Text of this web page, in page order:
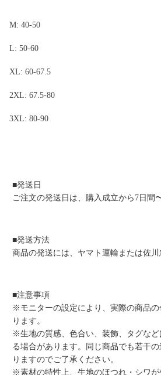
M: 40-50
L: 50-60
XL: 60-67.5
2XL: 67.5-80
3XL: 80-90
■発送日
ご注文の発送日は、購入成立から7日間
■発送方法
商品の発送には、ヤマト運輸または佐川
■注意事項
※モニターの設定により、実際の商品
ります。
※生地の質感、色合い、装飾、タグな
る場合があります。同じ商品でも若干
りますのでご了承ください。
※素材の特性上、生地のほつれ・シワが